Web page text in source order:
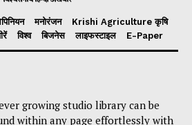
मनोरंजन
Krishi Agriculture कृषि
विश्व बिजनेस लाइफस्टाइल E-Paper
growing studio library can be
within any page effortlessly with